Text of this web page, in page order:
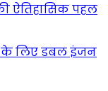
ऐतिहासिक पहल
के लिए डबल इंजन